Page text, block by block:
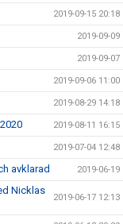
2019-09-15 20:18
2019-09-09
2019-09-07
2019-09-06 11:00
2019-08-29 14:18
2019-08-11 16:15
2019-07-04 12:48
avklarad 2019-06-19
Nicklas
2019-06-17 12:13